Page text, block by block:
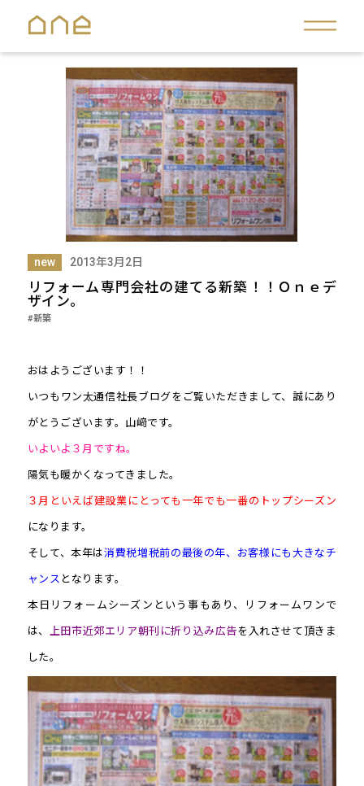
new 2013年3月2日
リフォーム専門会社の建てる新築！！Ｏｎｅデ
ザイン。
#新築
おはようございます！！
いつもワン太通信社長ブログをご覧いただきまして、誠にあり
がとうございます。山﨑です。
いよいよ３月ですね。
陽気も暖かくなってきました。
３月といえば建設業にとっても一年でも一番のトップシーズン
になります。
そして、本年は消費税増税前の最後の年、お客様にも大きなチ
ャンス となります。
本日リフォームシーズンという事もあり、リフォームワンで
は、 上田市近郊エリア朝刊に折り込み広告を入れさせて頂きま
した。